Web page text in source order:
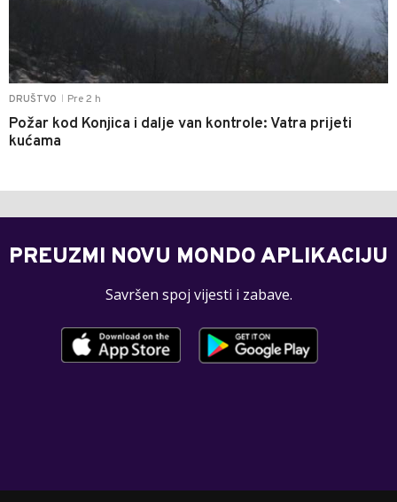
DRUŠTVO Pre 2 h
Požar kod Konjica i dalje van kontrole: Vatra prijeti
kućama
PREUZMI NOVU MONDO APLIKACIJU
Savršen spoj vijesti i zabave.